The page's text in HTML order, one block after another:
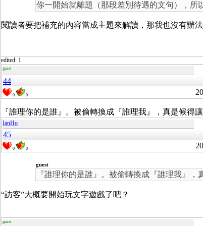
你一開始就離題（那段差別待遇的文句），所
閱讀者要把補充的內容當成主題來解讀，那我也沒有辦法
edited: 1
guest
44
0 0
『誰理你的是誰』。被偷轉換成『誰理我』，真是候得讓
IanHo
45
0 0
guest
『誰理你的是誰』。被偷轉換成『誰理我』，
“訪客”大概要開始玩文字遊戲了吧？
guest